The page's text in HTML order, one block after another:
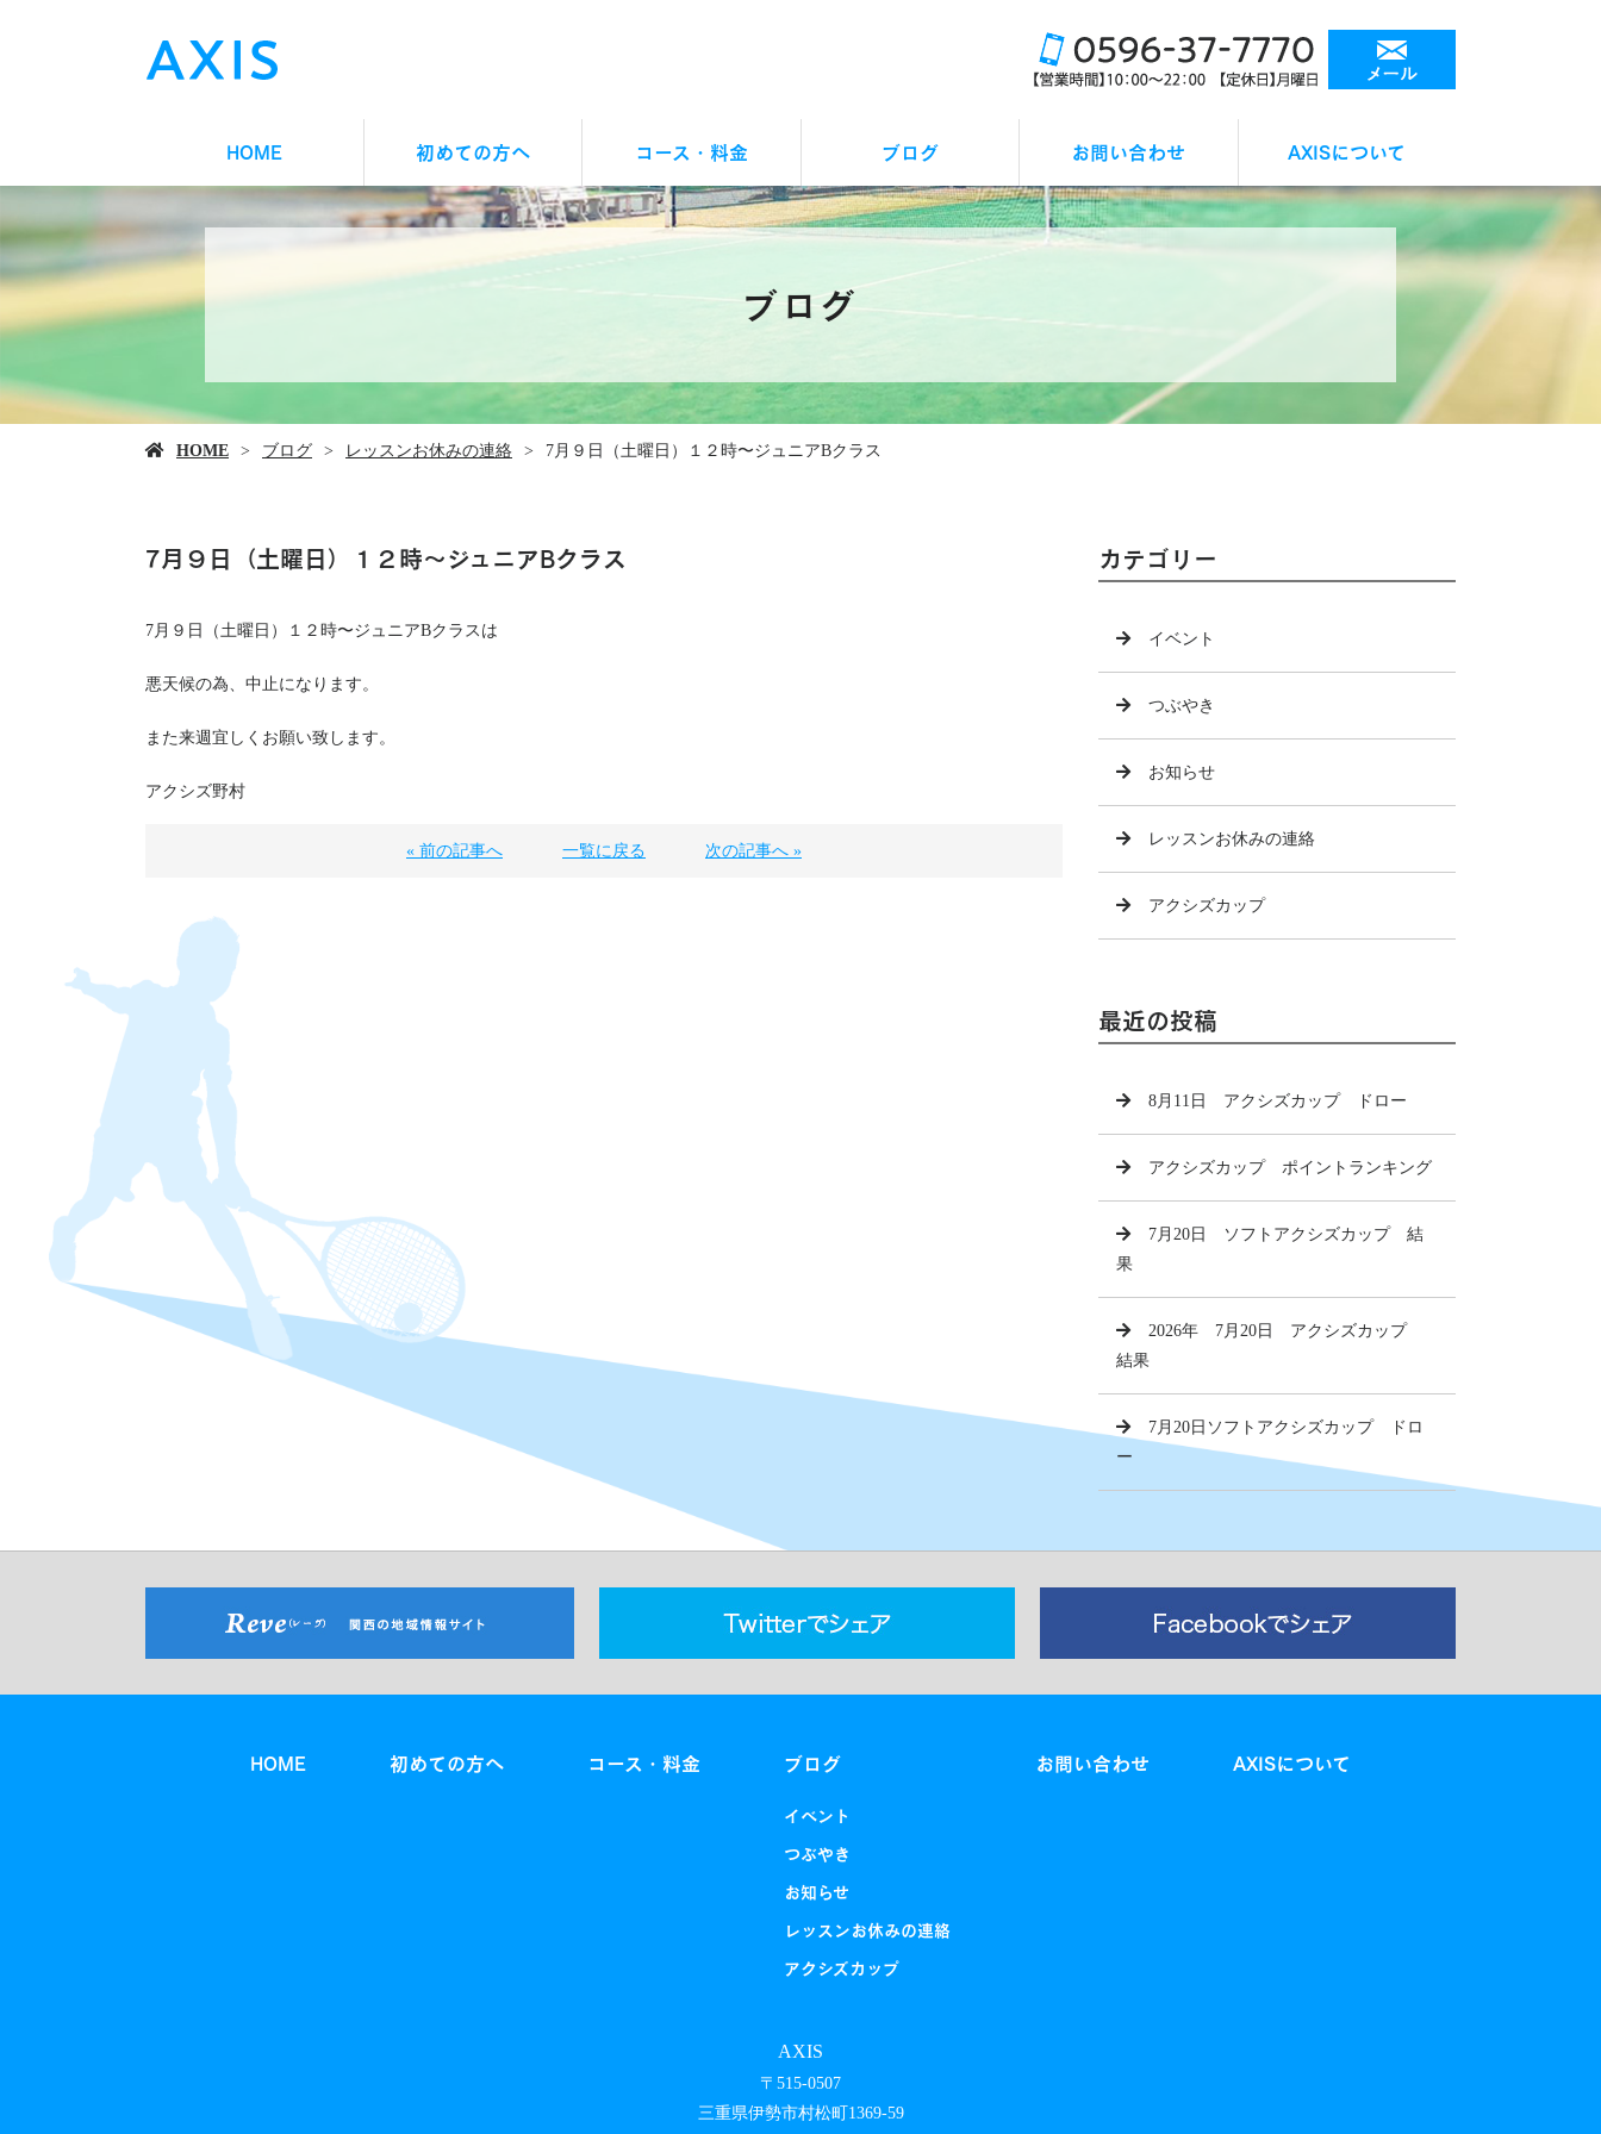
HOME 初めての方へ コース・料金 ブログ
イベント
つぶやき
お知らせ
レッスンお休みの連絡
アクシズカップ
お問い合わせ AXISについて
ブログ
HOME ブログ レッスンお休みの連絡 7月９日（土曜日）１２時〜ジュニアBクラス
7月９日（土曜日）１２時〜ジュニアBクラス
7月９日（土曜日）１２時〜ジュニアBクラスは
悪天候の為、中止になります。
また来週宜しくお願い致します。
アクシズ野村
« 前の記事へ 一覧に戻る 次の記事へ »
カテゴリー
イベント
つぶやき
お知らせ
レッスンお休みの連絡
アクシズカップ
最近の投稿
8月11日 アクシズカップ ドロー
アクシズカップ ポイントランキング
7月20日 ソフトアクシズカップ 結
果
2026年 7月20日 アクシズカップ
結果
7月20日ソフトアクシズカップ ドロ
ー
HOME 初めての方へ コース・料金 ブログ
イベント
つぶやき
お知らせ
レッスンお休みの連絡
アクシズカップ
お問い合わせ AXISについて
AXIS
〒515-0507
三重県伊勢市村松町1369-59